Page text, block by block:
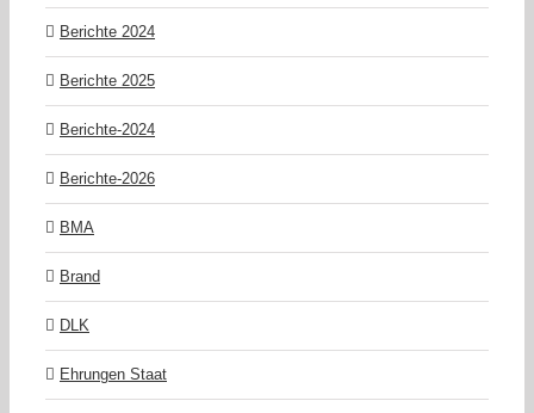
Berichte 2024
Berichte 2025
Berichte-2024
Berichte-2026
BMA
Brand
DLK
Ehrungen Staat